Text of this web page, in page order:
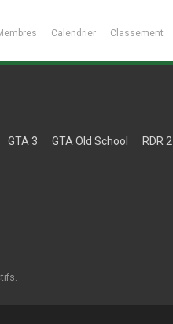
Calendrier Classement
GTA 3 GTA Old School RDR 2